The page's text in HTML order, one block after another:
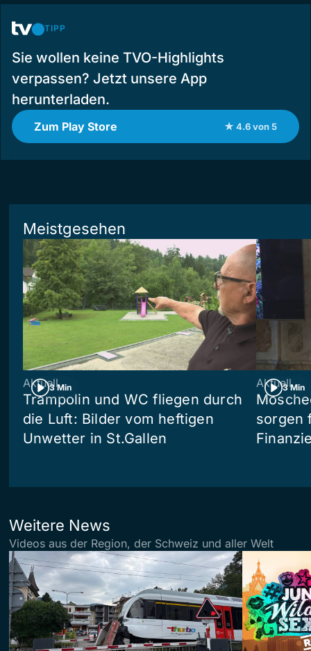
TIPP
Sie wollen keine TVO-Highlights
verpassen? Jetzt unsere App
herunterladen.
Zum Play Store ★ 4.6 von 5
Meistgesehen
3 Min
Aktuell
Trampolin und WC fliegen durch
die Luft: Bilder vom heftigen
Unwetter in St.Gallen
3 Min
Aktuell
sorgen
Weitere News
Videos aus der Region, der Schweiz und aller Welt